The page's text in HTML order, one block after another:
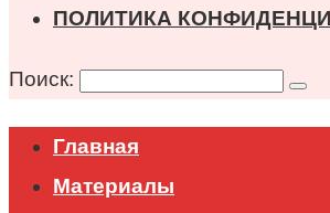
ПОЛИТИКА
Поиск:
Главная
Материалы